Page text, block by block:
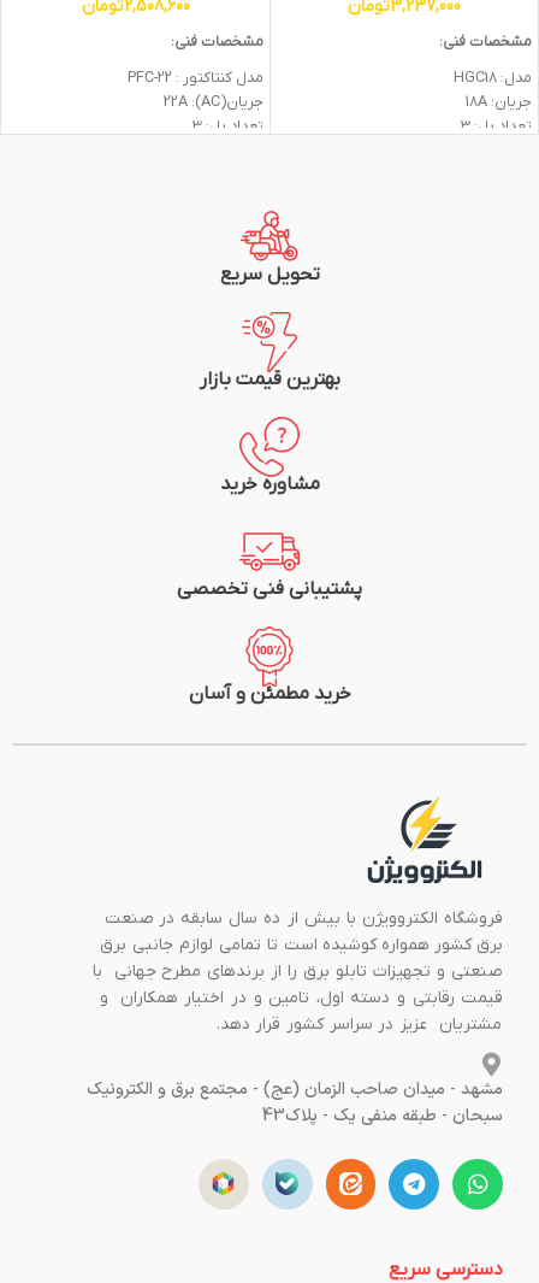
3,237,000تومان
مشخصات فنی:
مدل: HGC18
جریان: 18A
تعداد پل: 3
2,508,600تومان
مشخصات فنی:
مدل كنتاكتور : PFC-22
جریان(AC): 22A
تعداد پل: 3
شرکت سازنده: پارس فانال
تحویل سریع
بهترین قیمت بازار
مشاوره خرید
پشتیبانی فنی تخصصی
خرید مطمئن و آسان
فروشگاه الکتروویژن با بیش از ده سال سابقه در صنعت
برق کشور همواره کوشیده است تا تمامی لوازم جانبی برق
صنعتی و تجهیزات تابلو برق را از برندهای مطرح جهانی با
قیمت رقابتی و دسته اول، تامین و در اختیار همکاران و
مشتریان عزیز در سراسر کشور قرار دهد.
مشهد - میدان صاحب الزمان (عج) - مجتمع برق و الکترونیک
سبحان - طبقه منفی یک - پلاک43
دسترسی سریع